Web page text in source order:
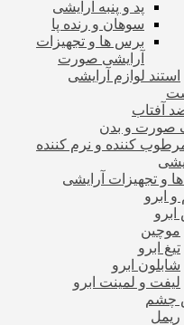
پد و پنبه آرایشی
سوهان و رنده پا
برس ها و تجهیزات
آرایشی صورت
استند لوازم آرایشی
آفتاب
صورت و بدن
کننده و نرم کننده
و تجهیزات آرایشی
ابرو
ابرو
موچین
تیغ ابرو
شابلون ابرو
لیفت و لمینت ابرو
چشم
ریمل